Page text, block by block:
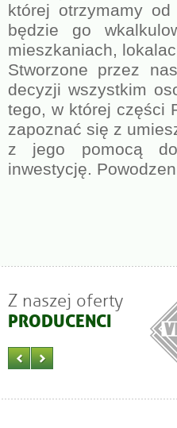
której otrzymamy
będzie go
mieszkaniach,
Stworzone przez
decyzji wszystkim
tego, w której części
zapoznać się z
z jego pomocą
inwestycję.
Z naszej oferty
PRODUCENCI